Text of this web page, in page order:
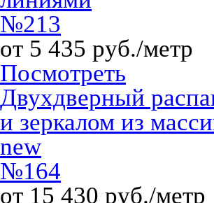
№213
от 5 435 руб./метр
Посмотреть
Двухдверный
и зеркалом из
new
№164
от 15 430 руб./метр